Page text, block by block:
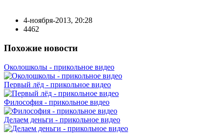
4-ноября-2013, 20:28
4462
Похожие новости
Околошколы - прикольное видео
Первый лёд - прикольное видео
Философия - прикольное видео
Делаем деньги - прикольное видео